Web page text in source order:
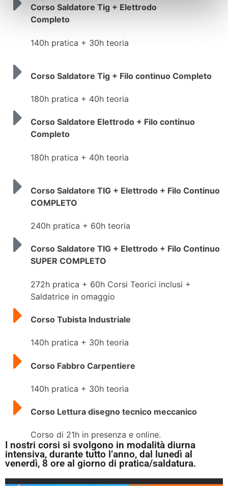
Corso Saldatore Tig + Elettrodo
Completo
140h pratica + 30h teoria
Corso Saldatore Tig + Filo continuo Completo
180h pratica + 40h teoria
Corso Saldatore Elettrodo + Filo continuo
Completo
180h pratica + 40h teoria
Corso Saldatore TIG + Elettrodo + Filo Continuo
COMPLETO
240h pratica + 60h teoria
Corso Saldatore TIG + Elettrodo + Filo Continuo
SUPER COMPLETO
272h pratica + 60h Corsi Teorici inclusi +
Saldatrice in omaggio
Corso Tubista Industriale
140h pratica + 30h teoria
Corso Fabbro Carpentiere
140h pratica + 30h teoria
Corso Lettura disegno tecnico meccanico
Corso di 21h in presenza e online.
I nostri corsi si svolgono in modalità diurna
intensiva, durante tutto l’anno, dal lunedì al
venerdì, 8 ore al giorno di pratica/saldatura.